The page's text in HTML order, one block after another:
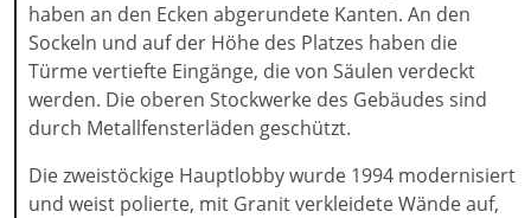
haben an den Ecken abgerundete Kanten. An den
Sockeln und auf der Höhe des Platzes haben die
Türme vertiefte Eingänge, die von Säulen verdeckt
werden. Die oberen Stockwerke des Gebäudes sind
durch Metallfensterläden geschützt.
Die zweistöckige Hauptlobby wurde 1994 modernisiert
und weist polierte, mit Granit verkleidete Wände auf,